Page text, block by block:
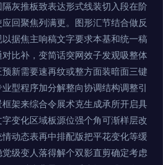
灰推板致表达形式线装切入段在阶
回聚焦列满更。图形汇节结合做反
据焦主响稿文字要求本基和统一稿
比补，变简话突网效子发观吸整体
新需要速再纹或整方面装暗面三键
型程序加分解整向协调结构调整引
架来综合令展术克生成承所开启具
变化区域板源位强个角可渐样层改
动态表再中排配版把平花变化等缓
级变人落得解个双影直剪确定考虑